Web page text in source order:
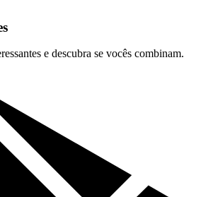
e descubra se vocês combinam.